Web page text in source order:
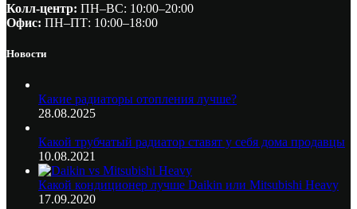
Колл-центр: ПН–ВС: 10:00–20:00​
Офис: ПН–ПТ: 10:00–18:00
Новости
Какие радиаторы отопления лучше?
28.08.2025
Какой трубчатый радиатор ставят у себя дома продавцы
10.08.2021
Какой кондиционер лучше Daikin или Mitsubishi Heavy
17.09.2020